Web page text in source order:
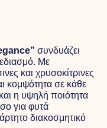
συνδυάζει
Με
και χρυσοκίτρινες
κομψότητα σε κάθε
η υψηλή ποιότητα
για φυτά
διακοσμητικό